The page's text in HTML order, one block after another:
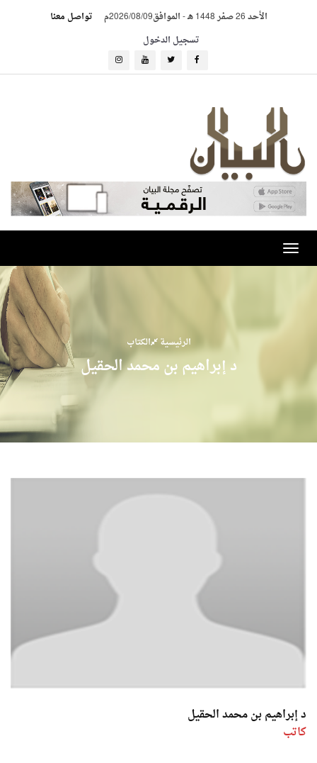
الأحد 26 صفر 1448 هـ -الموافق2026/08/09م
تواصل معنا
تسجيل الدخول
Toggle
navigation
الرئيسية الكتاب
د إبراهيم بن محمد الحقيل
د إبراهيم بن محمد الحقيل
كاتب